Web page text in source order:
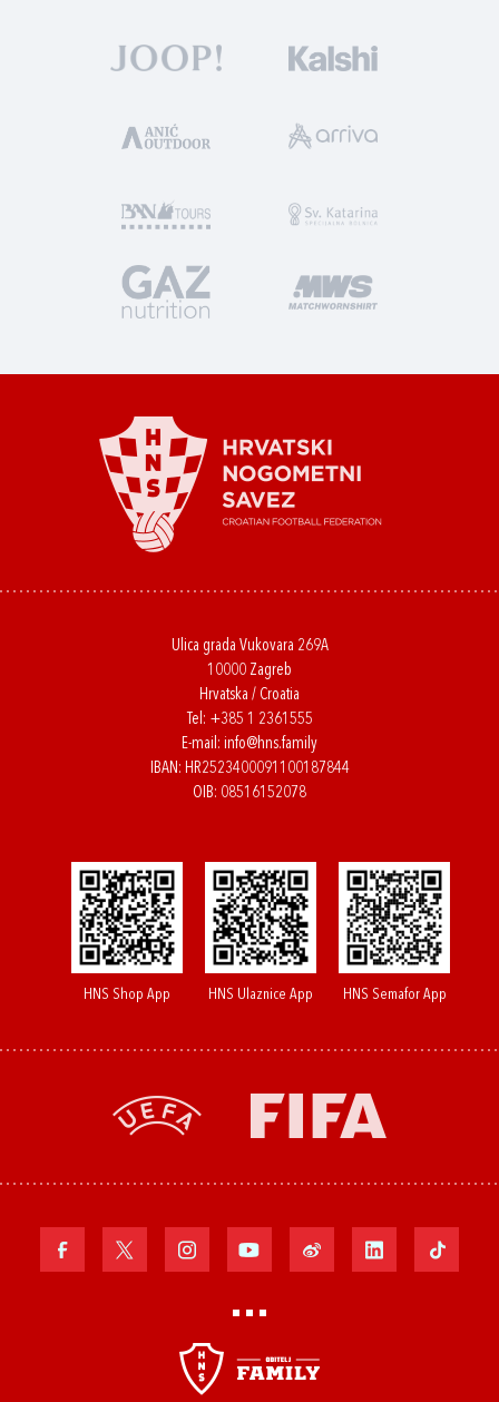
Ulica grada Vukovara 269A
10000 Zagreb
Hrvatska / Croatia
Tel: +385 1 2361555
E-mail: info@hns.family
IBAN: HR2523400091100187844
OIB: 08516152078
HNS Shop App HNS Ulaznice App HNS Semafor App